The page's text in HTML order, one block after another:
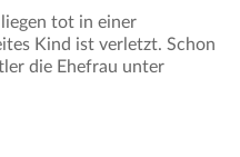
tot in einer
Kind ist verletzt. Schon
die Ehefrau unter